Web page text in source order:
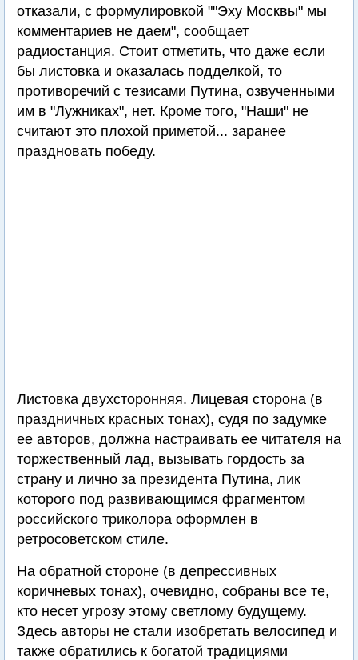
отказали, с формулировкой ""Эху Москвы" мы
комментариев не даем", сообщает
радиостанция. Стоит отметить, что даже если
бы листовка и оказалась подделкой, то
противоречий с тезисами Путина, озвученными
им в "Лужниках", нет. Кроме того, "Наши" не
считают это плохой приметой... заранее
праздновать победу.
Листовка двухсторонняя. Лицевая сторона (в
праздничных красных тонах), судя по задумке
ее авторов, должна настраивать ее читателя на
торжественный лад, вызывать гордость за
страну и лично за президента Путина, лик
которого под развивающимся фрагментом
российского триколора оформлен в
ретросоветском стиле.
На обратной стороне (в депрессивных
коричневых тонах), очевидно, собраны все те,
кто несет угрозу этому светлому будущему.
Здесь авторы не стали изобретать велосипед и
также обратились к богатой традициями